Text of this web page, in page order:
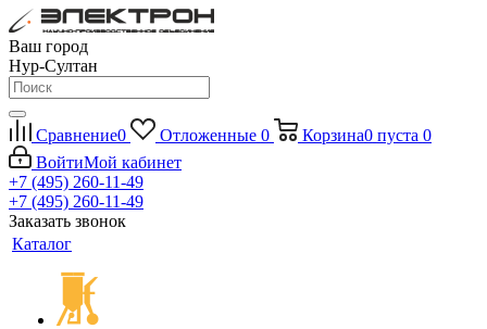
Ваш город
Нур-Султан
Сравнение0 Отложенные 0 Корзина0 пуста 0
ВойтиМой кабинет
+7 (495) 260-11-49
+7 (495) 260-11-49
Заказать звонок
Каталог